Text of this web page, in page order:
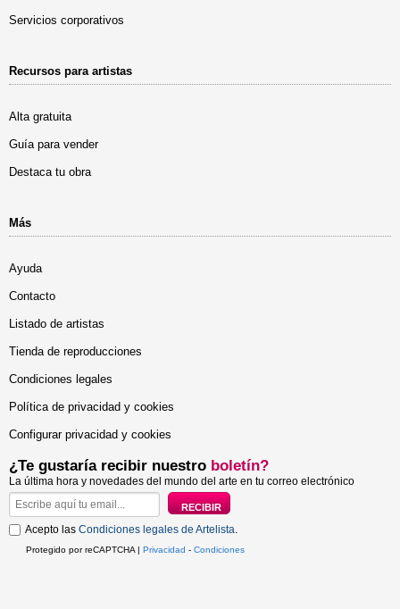
Servicios corporativos
Recursos para artistas
Alta gratuita
Guía para vender
Destaca tu obra
Más
Ayuda
Contacto
Listado de artistas
Tienda de reproducciones
Condiciones legales
Política de privacidad y cookies
Configurar privacidad y cookies
¿Te gustaría recibir nuestro boletín?
La última hora y novedades del mundo del arte en tu correo electrónico
Acepto las Condiciones legales de Artelista.
Protegido por reCAPTCHA | Privacidad - Condiciones